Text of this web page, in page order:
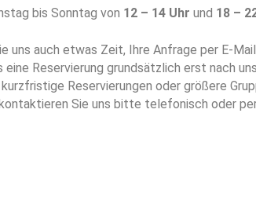
bis Sonntag von 12 – 14 Uhr und 18 –
uns auch etwas Zeit, Ihre Anfrage per E-
eine Reservierung grundsätzlich erst nach
Reservierungen oder größere
kontaktieren Sie uns bitte telefonisch oder